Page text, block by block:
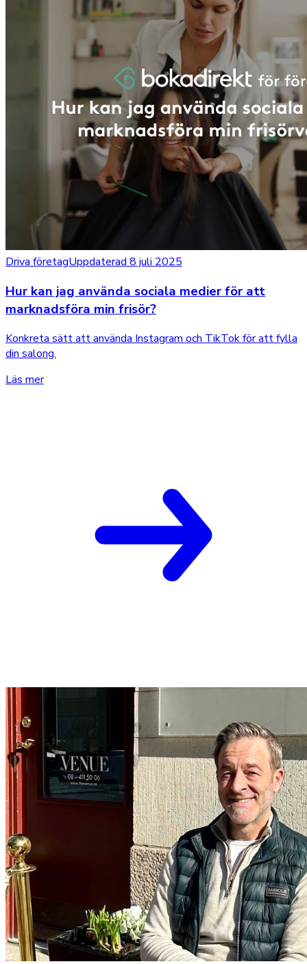
Driva företagUppdaterad 8 juli 2025
Hur kan jag använda sociala medier för att
marknadsföra min frisör?
Konkreta sätt att använda Instagram och TikTok för att fylla
din salong.
Läs mer